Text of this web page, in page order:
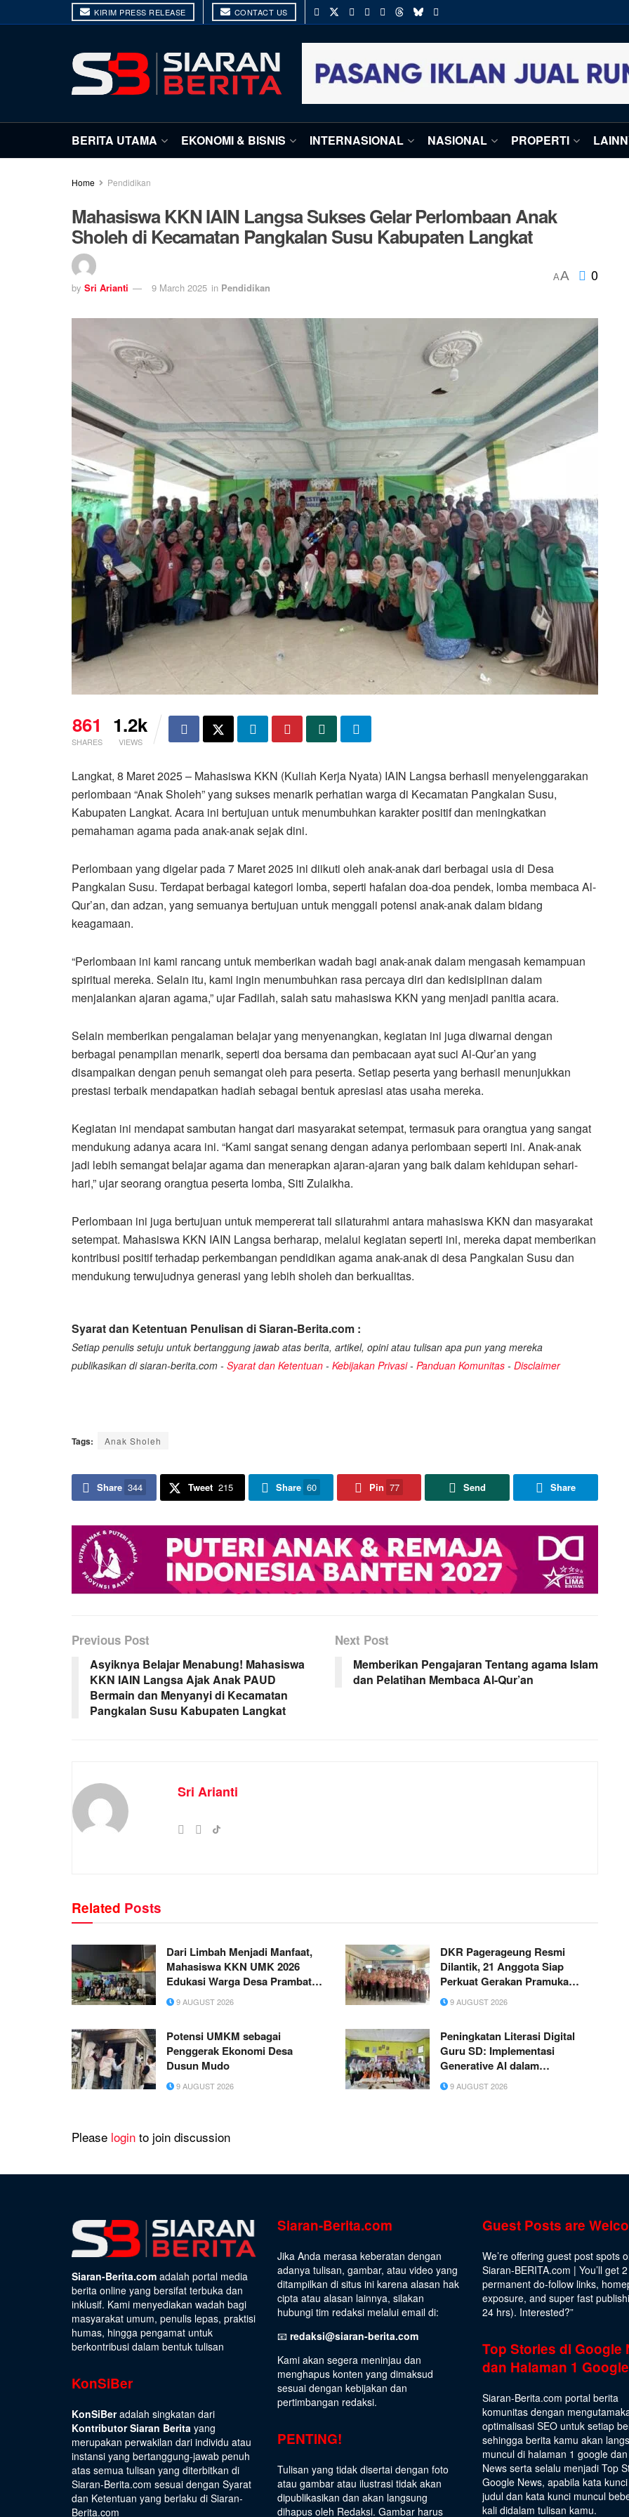
KIRIM PRESS RELEASE CONTACT US
BERITA UTAMA EKONOMI & BISNIS INTERNASIONAL NASIONAL PROPERTI
Home Pendidikan
Mahasiswa KKN IAIN Langsa Sukses Gelar Perlombaan Anak
Sholeh di Kecamatan Pangkalan Susu Kabupaten Langkat
by Sri Arianti 9 March 2025 in Pendidikan
AA 0
861
SHARES
1.2k
VIEWS
Langkat, 8 Maret 2025 – Mahasiswa KKN (Kuliah Kerja Nyata) IAIN Langsa berhasil menyelenggarakan
perlombaan “Anak Sholeh” yang sukses menarik perhatian warga di Kecamatan Pangkalan Susu,
Kabupaten Langkat. Acara ini bertujuan untuk menumbuhkan karakter positif dan meningkatkan
pemahaman agama pada anak-anak sejak dini.
Perlombaan yang digelar pada 7 Maret 2025 ini diikuti oleh anak-anak dari berbagai usia di Desa
Pangkalan Susu. Terdapat berbagai kategori lomba, seperti hafalan doa-doa pendek, lomba membaca Al-
Qur’an, dan adzan, yang semuanya bertujuan untuk menggali potensi anak-anak dalam bidang
keagamaan.
“Perlombaan ini kami rancang untuk memberikan wadah bagi anak-anak dalam mengasah kemampuan
spiritual mereka. Selain itu, kami ingin menumbuhkan rasa percaya diri dan kedisiplinan dalam
menjalankan ajaran agama,” ujar Fadilah, salah satu mahasiswa KKN yang menjadi panitia acara.
Selain memberikan pengalaman belajar yang menyenangkan, kegiatan ini juga diwarnai dengan
berbagai penampilan menarik, seperti doa bersama dan pembacaan ayat suci Al-Qur’an yang
disampaikan dengan penuh semangat oleh para peserta. Setiap peserta yang berhasil menunjukkan
prestasi terbaik mendapatkan hadiah sebagai bentuk apresiasi atas usaha mereka.
Kegiatan ini mendapat sambutan hangat dari masyarakat setempat, termasuk para orangtua yang sangat
mendukung adanya acara ini. “Kami sangat senang dengan adanya perlombaan seperti ini. Anak-anak
jadi lebih semangat belajar agama dan menerapkan ajaran-ajaran yang baik dalam kehidupan sehari-
hari,” ujar seorang orangtua peserta lomba, Siti Zulaikha.
Perlombaan ini juga bertujuan untuk mempererat tali silaturahmi antara mahasiswa KKN dan masyarakat
setempat. Mahasiswa KKN IAIN Langsa berharap, melalui kegiatan seperti ini, mereka dapat memberikan
kontribusi positif terhadap perkembangan pendidikan agama anak-anak di desa Pangkalan Susu dan
mendukung terwujudnya generasi yang lebih sholeh dan berkualitas.
Syarat dan Ketentuan Penulisan di Siaran-Berita.com :
Setiap penulis setuju untuk bertanggung jawab atas berita, artikel, opini atau tulisan apa pun yang mereka
publikasikan di siaran-berita.com - Syarat dan Ketentuan - Kebijakan Privasi- Panduan Komunitas - Disclaimer
Tags: Anak Sholeh
Share 344 Tweet 215 Share 60 Pin 77 Send Share
Previous Post
Asyiknya Belajar Menabung! Mahasiswa
KKN IAIN Langsa Ajak Anak PAUD
Bermain dan Menyanyi di Kecamatan
Pangkalan Susu Kabupaten Langkat
Next Post
Memberikan Pengajaran Tentang agama Islam
dan Pelatihan Membaca Al-Qur’an
Sri Arianti
Related Posts
Dari Limbah Menjadi Manfaat,
Mahasiswa KKN UMK 2026
Edukasi Warga Desa Prambatan
Kidul Mengolah Puntung Rokok
Menjadi Biopestisida Ramah
9 AUGUST 2026
DKR Pagerageung Resmi
Dilantik, 21 Anggota Siap
Perkuat Gerakan Pramuka
hingga 2028
9 AUGUST 2026
Potensi UMKM sebagai
Penggerak Ekonomi Desa
Dusun Mudo
9 AUGUST 2026
Peningkatan Literasi Digital
Guru SD: Implementasi
Generative AI dalam
Pengembangan Media
Pembelajaran IPAS Terpadu
9 AUGUST 2026
Please login to join discussion
Siaran-Berita.com adalah portal media
berita online yang bersifat terbuka dan
inklusif. Kami menyediakan wadah bagi
masyarakat umum, penulis lepas, praktisi
humas, hingga pengamat untuk
berkontribusi dalam bentuk tulisan
KonSiBer
KonSiBeradalah singkatan dari
Kontributor Siaran Berita yang
merupakan perwakilan dari individu atau
instansi yang bertanggung-jawab penuh
atas semua tulisan yang diterbitkan di
Siaran-Berita.com sesuai dengan Syarat
dan Ketentuan yang berlaku di Siaran-
Berita.com
Siaran-Berita.com
Jika Anda merasa keberatan dengan
adanya tulisan, gambar, atau video yang
ditampilkan di situs ini karena alasan hak
cipta atau alasan lainnya, silakan
hubungi tim redaksi melalui email di:
📧 redaksi@siaran-berita.com
Kami akan segera meninjau dan
menghapus konten yang dimaksud
sesuai dengan kebijakan dan
pertimbangan redaksi.
PENTING!
Tulisan yang tidak disertai dengan foto
atau gambar atau ilustrasi tidak akan
dipublikasikan dan akan langsung
dihapus oleh Redaksi. Gambar harus
Guest Posts are
We’re offering guest post spots
Siaran-BERITA.com | You’ll get 2
permanent do-follow links,
exposure, and super fast
24 hrs). Interested?”
Top Stories di Google
dan Halaman 1 Google
Siaran-Berita.com portal berita
komunitas dengan
optimalisasi SEO untuk setiap
sehingga berita kamu akan
muncul di halaman 1 google
News serta selalu menjadi Top
Google News, apabila kata
judul dan kata kunci muncul
kali didalam tulisan kamu.